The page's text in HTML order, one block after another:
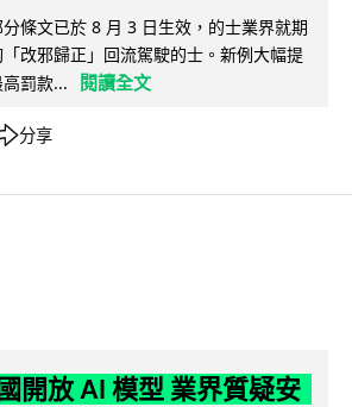
條文已於 8 月 3 日生效，的士業界就期
改邪歸正」回流駕駛的士。新例大幅提
罰款...
閱讀全文
分享
開放 AI 模型 業界質疑安